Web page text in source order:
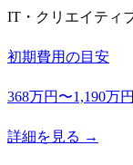
IT・クリエイティ
初期費用の目安
368万円〜1,190万円
詳細を見る →